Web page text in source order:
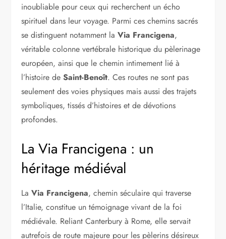
inoubliable pour ceux qui recherchent un écho
spirituel dans leur voyage. Parmi ces chemins sacrés
se distinguent notamment laVia Francigena,
véritable colonne vertébrale historique du pèlerinage
européen, ainsi que le chemin intimement lié à
l’histoire deSaint-Benoît. Ces routes ne sont pas
seulement des voies physiques mais aussi des trajets
symboliques, tissés d’histoires et de dévotions
profondes.
La Via Francigena : un
héritage médiéval
LaVia Francigena, chemin séculaire qui traverse
l’Italie, constitue un témoignage vivant de la foi
médiévale. Reliant Canterbury à Rome, elle servait
autrefois de route majeure pour les pèlerins désireux